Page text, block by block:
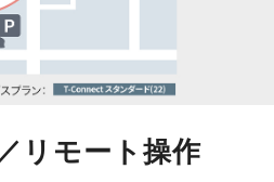
リモート操作